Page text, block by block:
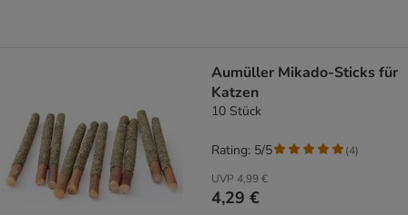
Aumüller Mikado-Sticks für
Katzen
10 Stück
UVP 4,99 €
4,29 €
Rating: 5/5 (4)